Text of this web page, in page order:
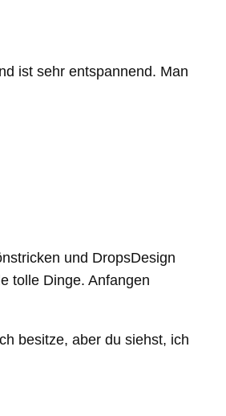
ist sehr entspannend. Man
und DropsDesign
tolle Dinge. Anfangen
besitze, aber du siehst, ich